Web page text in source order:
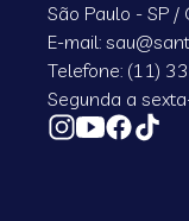
São Paulo - SP
E-mail:
Telefone: (11)
Segunda a